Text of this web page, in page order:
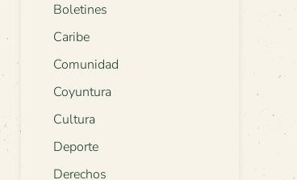
Boletines
Caribe
Comunidad
Coyuntura
Cultura
Deporte
Derechos